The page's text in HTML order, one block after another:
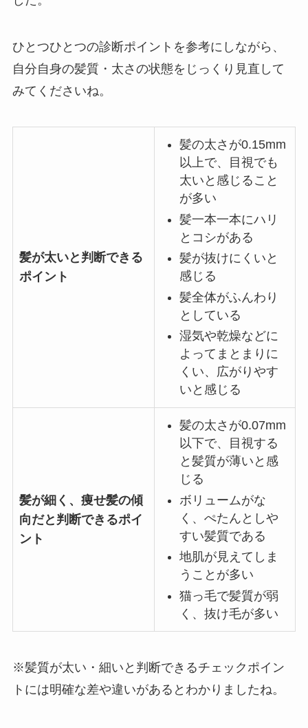
ひとつひとつの診断ポイントを参考にしながら、
自分自身の髪質・太さの状態をじっくり見直して
みてくださいね。
髪が太いと判断できる
ポイント
髪の太さが0.15mm
以上で、目視でも
太いと感じること
が多い
髪一本一本にハリ
とコシがある
髪が抜けにくいと
感じる
髪全体がふんわり
としている
湿気や乾燥などに
よってまとまりに
くい、広がりやす
いと感じる
髪が細く、痩せ髪の傾
向だと判断できるポイ
ント
髪の太さが0.07mm
以下で、目視する
と髪質が薄いと感
じる
ボリュームがな
く、ぺたんとしや
すい髪質である
地肌が見えてしま
うことが多い
猫っ毛で髪質が弱
く、抜け毛が多い
※髪質が太い・細いと判断できるチェックポイン
トには明確な差や違いがあるとわかりましたね。